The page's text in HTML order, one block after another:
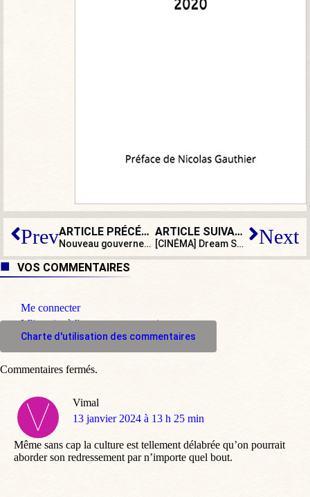
Prev ARTICLE PRÉCÉDENT
Nouveau gouvernement : quand la machine folle du macronisme s’emballe
ARTICLE SUIVANT
[CINÉMA] Dream Scenario, la raison face aux dangers du subjectivisme Next
VOS COMMENTAIRES
Me connecter
M'inscrire à l'espace commentaire
Charte d'utilisation des commentaires
Vimal
dit
13 janvier 2024 à 13 h 25 min
Même sans cap la culture est tellement délabrée qu’on pourrait
aborder son redressement par n’importe quel bout.
Commentaires fermés.